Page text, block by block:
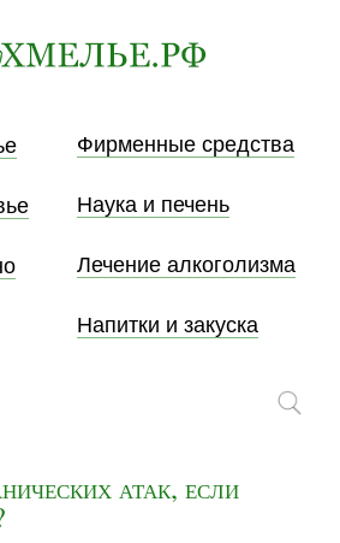
Фирменные средства
Наука и печень
Лечение алкоголизма
Напитки и закуска
атак, если